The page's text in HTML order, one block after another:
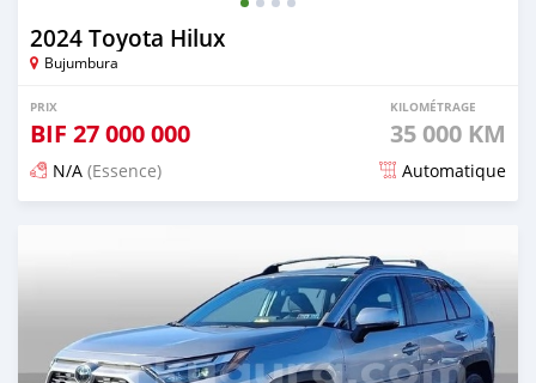
2024 Toyota Hilux
Bujumbura
PRIX
BIF 27 000 000
KILOMÉTRAGE
35 000 KM
N/A (Essence) Automatique